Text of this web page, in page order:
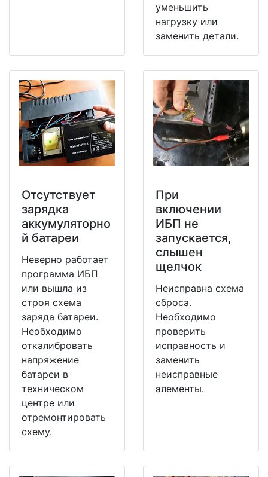
уменьшить
нагрузку или
заменить детали.
Отсутствует
зарядка
аккумуляторно
й батареи
Неверно работает
программа ИБП
или вышла из
строя схема
заряда батареи.
Необходимо
откалибровать
напряжение
батареи в
техническом
центре или
отремонтировать
схему.
При
включении
ИБП не
запускается,
слышен
щелчок
Неисправна схема
сброса.
Необходимо
проверить
исправность и
заменить
неисправные
элементы.